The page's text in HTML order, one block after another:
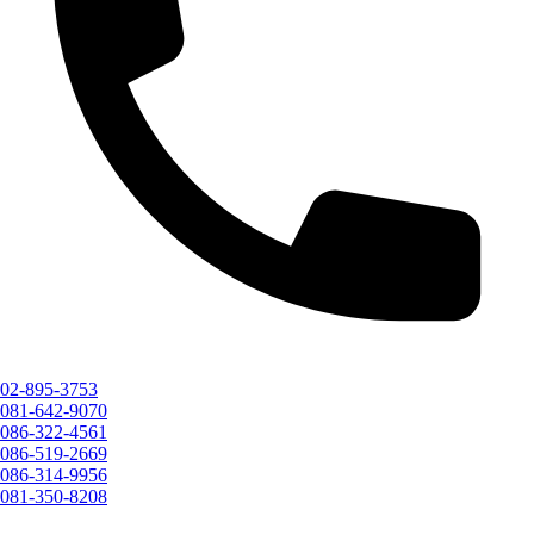
02-895-3753
081-642-9070
086-322-4561
086-519-2669
086-314-9956
081-350-8208